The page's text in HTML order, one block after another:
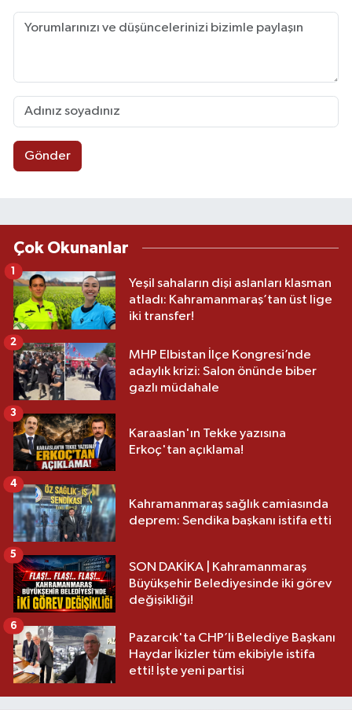
Gönder
Çok Okunanlar
Yeşil sahaların dişi aslanları klasman
atladı: Kahramanmaraş’tan üst lige
iki transfer!
1
MHP Elbistan İlçe Kongresi’nde
adaylık krizi: Salon önünde biber
gazlı müdahale
2
Karaaslan'ın Tekke yazısına
Erkoç'tan açıklama!
3
Kahramanmaraş sağlık camiasında
deprem: Sendika başkanı istifa etti
4
SON DAKİKA | Kahramanmaraş
Büyükşehir Belediyesinde iki görev
değişikliği!
5
Pazarcık'ta CHP’li Belediye Başkanı
Haydar İkizler tüm ekibiyle istifa
etti! İşte yeni partisi
6